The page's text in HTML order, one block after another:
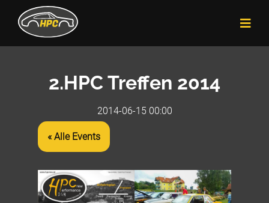
2.HPC Treffen 2014
2014-06-15 00:00
« Alle Events